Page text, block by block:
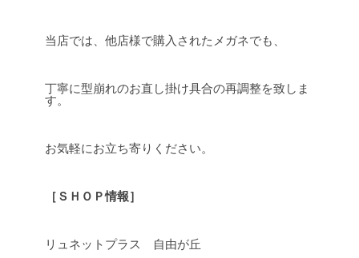
当店では、他店様で購入されたメガネでも、
丁寧に型崩れのお直し掛け具合の再調整を致しま
す。
お気軽にお立ち寄りください。
［ＳＨＯＰ情報］
リュネットプラス 自由が丘